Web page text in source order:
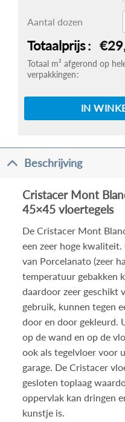
Aantal dozen
Totaal m² afgerond op
verpakkingen
Totaalprijs
IN
Beschrijving
Cristacer Mont
45×45 vloertegels
De Cristacer Mont
een zeer hoge kwaliteit.
van Porcelanato (zeer
temperatuur gebakken
daardoor zeer geschikt
gebruik, kunnen tegen
door en door gekleurd.
op de wand en op de
ook als tegelvloer voor
garage. De Cristacer
gesloten toplaag
oppervlak kan dringen
kunstje is.